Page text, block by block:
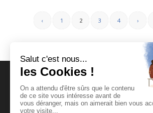
‹ 1 2 3 4 ›
MENU RAPIDE